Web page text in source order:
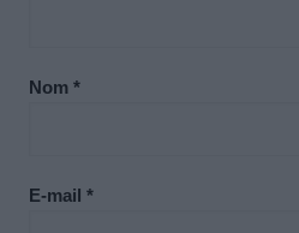
Nom *
E-mail *